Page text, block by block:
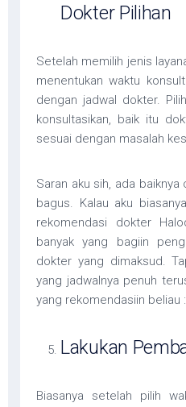
Dokter Pilihan
Setelah memilih jenis
menentukan waktu
dengan jadwal dokter.
konsultasikan, baik itu
sesuai dengan masalah
Saran aku sih, ada
bagus. Kalau aku
rekomendasi dokter
banyak yang bagiin
dokter yang dimaksud.
yang jadwalnya penuh
yang rekomendasiin beliau
Lakukan
Biasanya setelah pilih